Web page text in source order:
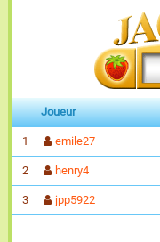
Joueur
1 emile27
2 henry4
3 jpp5922